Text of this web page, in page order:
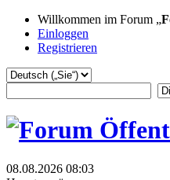
Willkommen im Forum „
Einloggen
Registrieren
08.08.2026 08:03